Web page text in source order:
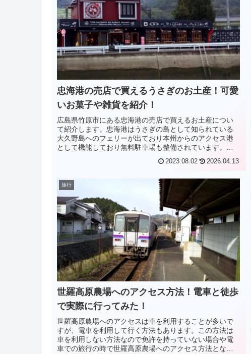
忠海港の売店で買えるうさぎのお土産！可愛
いお菓子や雑貨を紹介！
広島県竹原市にある忠海港の売店で買えるお土産につい
て紹介します。忠海港はうさぎの島として知られている
大久野島へのフェリーが出ており本州からのアクセス港
として機能しており無料駐車場も整備されています。忠
2023.08.02 2026.04.13
旅行
世羅高原農場へのアクセス方法！電車と徒歩
で実際に行ってみた！
世羅高原農場へのアクセスは車を利用することが多いで
すが、電車を利用して行く方法もあります。この方法は
車を利用しない方法なので免許を持っていない場合や電
車での旅行の時で世羅高原農場へのアクセス方法となり